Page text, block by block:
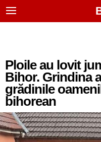
Ploile au lovit
Bihor. Grindina
grădinile
bihorean